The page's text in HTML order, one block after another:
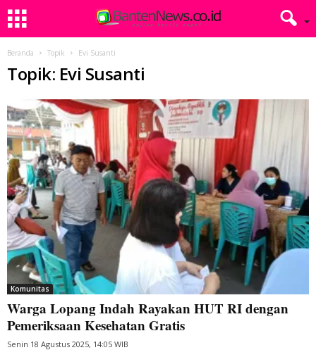
Beranda Topik Evi Susanti
Topik: Evi Susanti
Komunitas
Warga Lopang Indah Rayakan HUT RI dengan
Pemeriksaan Kesehatan Gratis
Senin 18 Agustus 2025, 14:05 WIB